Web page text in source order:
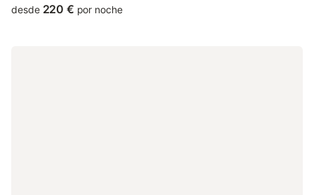
desde 220 € por noche